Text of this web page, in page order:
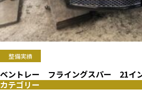
整備実績
ベントレー フライングスパー 21イ
カテゴリー